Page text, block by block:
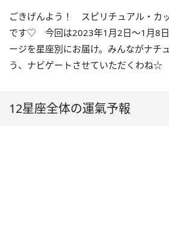
ごきげんよう！ スピリチュアル・カ
です♡ 今回は2023年1月2日〜1 月8
ージを星座別にお届け。みんながナチ
う、ナビゲートさせていただくわね☆
12星座全体の運氣予報